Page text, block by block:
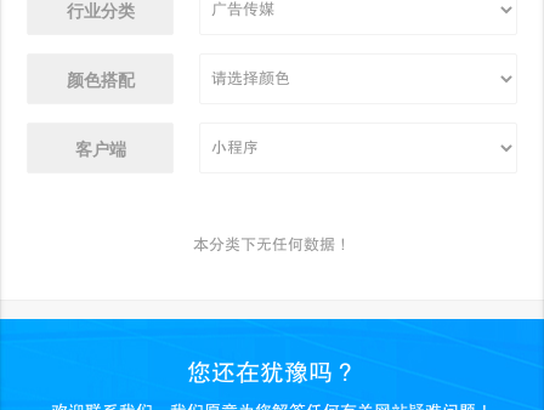
行业分类
颜色搭配
客户端
本分类下无任何数据！
您还在犹豫吗？